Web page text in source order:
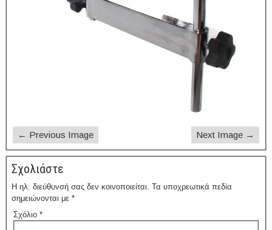
← Previous Image Next Image →
Σχολιάστε
Η ηλ. διεύθυνσή σας δεν κοινοποιείται. Τα υποχρεωτικά πεδία
σημειώνονται με *
Σχόλιο *